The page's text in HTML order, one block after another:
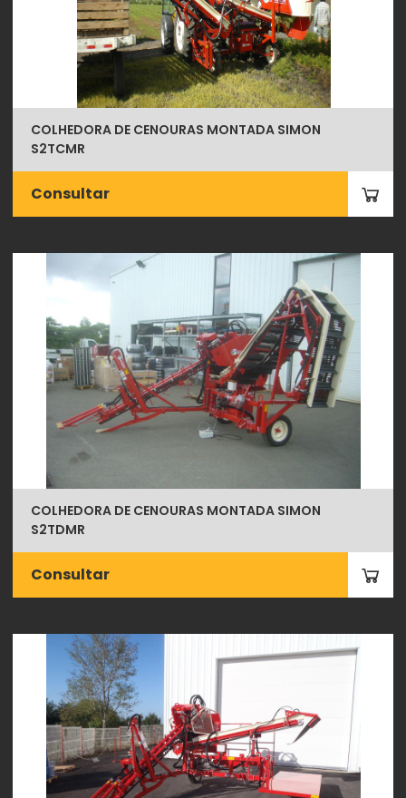
COLHEDORA DE CENOURAS MONTADA SIMON
S2TCMR
Consultar
COLHEDORA DE CENOURAS MONTADA SIMON
S2TDMR
Consultar